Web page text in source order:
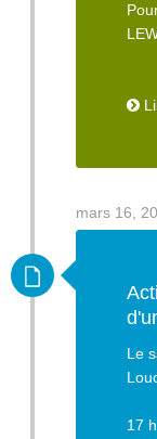
mars 16,
Le
17